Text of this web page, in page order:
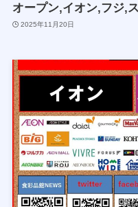
オープン,イオン,フジ,
2025年11月20日